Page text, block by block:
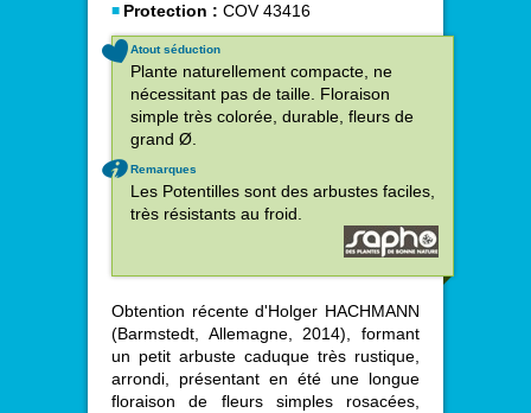
Protection : COV 43416
Atout séduction
Plante naturellement compacte, ne
nécessitant pas de taille. Floraison
simple très colorée, durable, fleurs de
grand Ø.
Remarques
Les Potentilles sont des arbustes faciles,
très résistants au froid.
Obtention récente d'Holger HACHMANN
(Barmstedt, Allemagne, 2014), formant
un petit arbuste caduque très rustique,
arrondi, présentant en été une longue
floraison de fleurs simples rosacées,